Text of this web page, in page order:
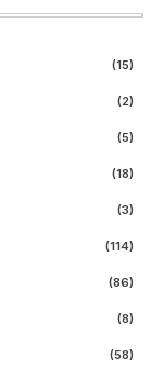
(15)
(2)
(5)
(18)
(3)
(114)
(86)
(8)
(58)